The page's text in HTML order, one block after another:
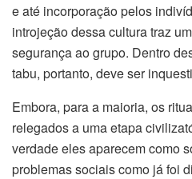
e até incorporação pelos
introjeção dessa cultura traz
segurança ao grupo. Dentro
tabu, portanto, deve ser
Embora, para a maioria, os
relegados a uma etapa
verdade eles aparecem como
problemas sociais como já foi